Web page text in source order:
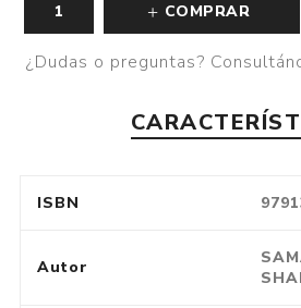
COMPRAR
¿Dudas o preguntas?
ISBN
Autor